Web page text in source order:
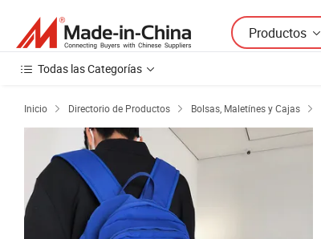
Productos
Todas las Categorías
Inicio  Directorio de Productos  Bolsas, Maletínes y Cajas 